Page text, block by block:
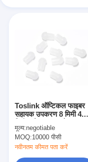
Toslink ऑप्टिकल फाइबर
सहायक उपकरण 8 मिमी 4.7
मूल्य:negotiable
MOQ:10000 पीसी
नवीनतम कीमत पता करें